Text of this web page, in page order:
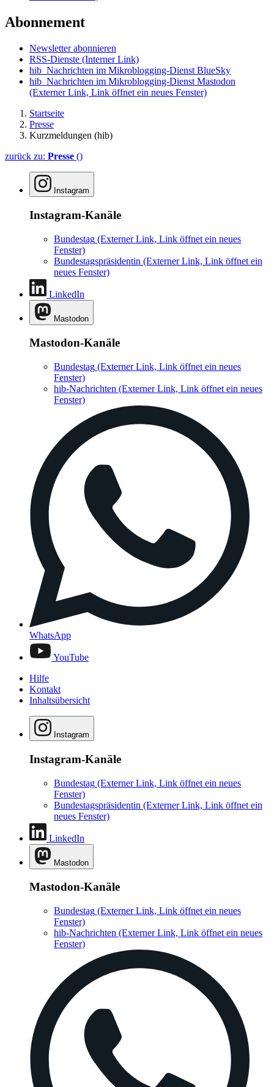
Abonnement
Newsletter abonnieren
RSS-Dienste (Interner Link)
hib_Nachrichten im Mikroblogging-Dienst BlueSky
hib_Nachrichten im Mikroblogging-Dienst Mastodon
(Externer Link, Link öffnet ein neues Fenster)
Startseite
Presse
Kurzmeldungen (hib)
zurück zu: Presse ()
Instagram
Instagram-Kanäle
Bundestag (Externer Link, Link öffnet ein neues
Fenster)
Bundestagspräsidentin (Externer Link, Link öffnet ein
neues Fenster)
LinkedIn
Mastodon
Mastodon-Kanäle
Bundestag (Externer Link, Link öffnet ein neues
Fenster)
hib-Nachrichten (Externer Link, Link öffnet ein neues
Fenster)
WhatsApp
YouTube
Hilfe
Kontakt
Inhaltsübersicht
Instagram
Instagram-Kanäle
Bundestag (Externer Link, Link öffnet ein neues
Fenster)
Bundestagspräsidentin (Externer Link, Link öffnet ein
neues Fenster)
LinkedIn
Mastodon
Mastodon-Kanäle
Bundestag (Externer Link, Link öffnet ein neues
Fenster)
hib-Nachrichten (Externer Link, Link öffnet ein neues
Fenster)